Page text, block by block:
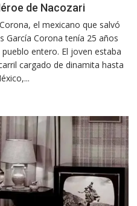
de Nacozari
el mexicano que salvó
García Corona tenía 25 años
entero. El joven estaba
cargado de dinamita hasta